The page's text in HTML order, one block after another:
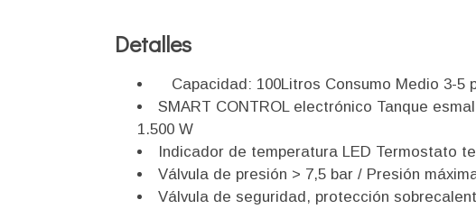
Detalles
Capacidad: 100Litros Consumo Medio 3-5
SMART CONTROL electrónico Tanque
1.500 W
Indicador de temperatura LED Termostato
Válvula de presión > 7,5 bar / Presión
Válvula de seguridad, protección